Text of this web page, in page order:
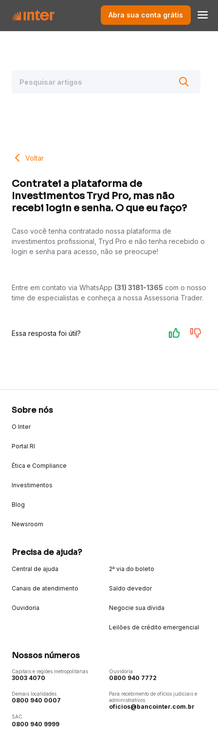
Abra sua conta grátis
Voltar
Contratei a plataforma de
Investimentos Tryd Pro, mas não
recebi login e senha. O que eu faço?
Caso você tenha contratado nossa plataforma de
investimentos profissional, Tryd Pro e não tenha recebido o
login e senha para acesso, não se preocupe!
Entre em contato via WhatsApp (31) 3181-1365 com o nosso
time de especialistas e conheça a nossa Assessoria Trader.
Essa resposta foi útil?
Sobre nós
O Inter
Portal RI
Ética e Compliance
Investimentos
Blog
Newsroom
Precisa de ajuda?
Central de ajuda
Canais de atendimento
Ouvidoria
2ª via do boleto
Saldo devedor
Negocie sua dívida
Leilões de crédito emergencial
Nossos números
Capitais e regiões metropolitanas
3003 4070
Demais localidades
0800 940 0007
SAC
0800 940 9999
Ouvidoria
0800 940 7772
Para recebimento de ofícios judiciais e
administrativos
oficios@bancointer.com.br